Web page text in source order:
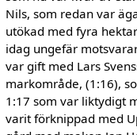
Nils, som redan var
utökad med fyra
idag ungefär
var gift med Lars
markområde, (1:16),
1:17 som var liktydigt
varit förknippad med